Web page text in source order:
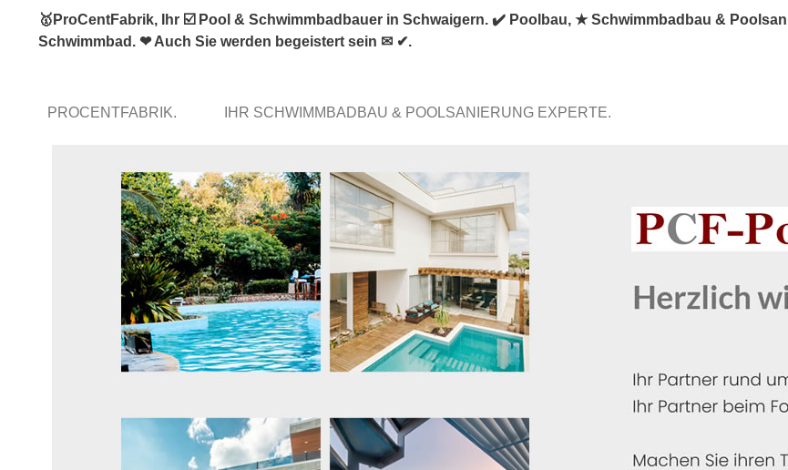
🥇ProCentFabrik, Ihr ☑️ Pool & Schwimmbadbauer in Schwaigern. ✔️ Poolbau, ★ Schwimmbadbau &
Schwimmbad. ❤ Auch Sie werden begeistert sein ✉ ✔.
PROCENTFABRIK. IHR SCHWIMMBADBAU & POOLSANIERUNG EXPERTE.